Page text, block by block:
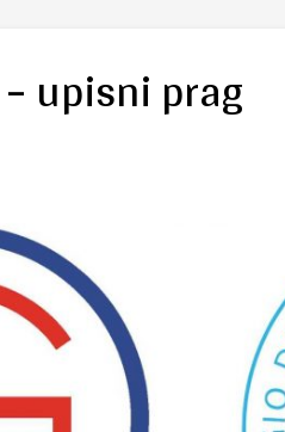
upisni prag